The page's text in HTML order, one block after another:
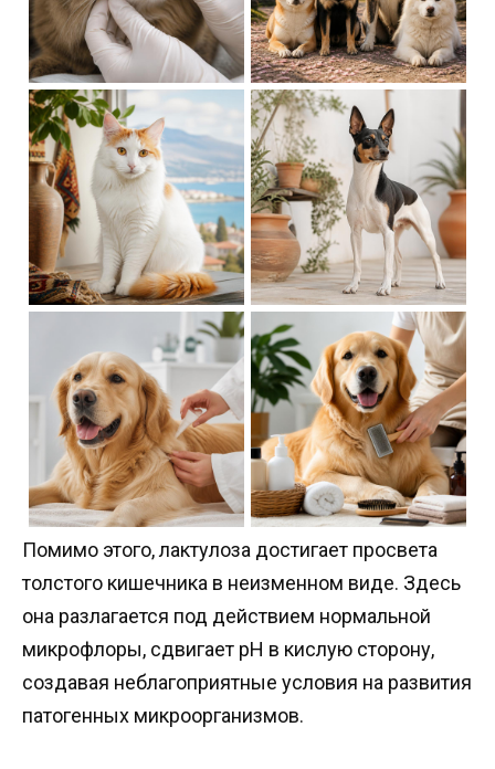
Помимо этого, лактулоза достигает просвета
толстого кишечника в неизменном виде. Здесь
она разлагается под действием нормальной
микрофлоры, сдвигает pH в кислую сторону,
создавая неблагоприятные условия на развития
патогенных микроорганизмов.